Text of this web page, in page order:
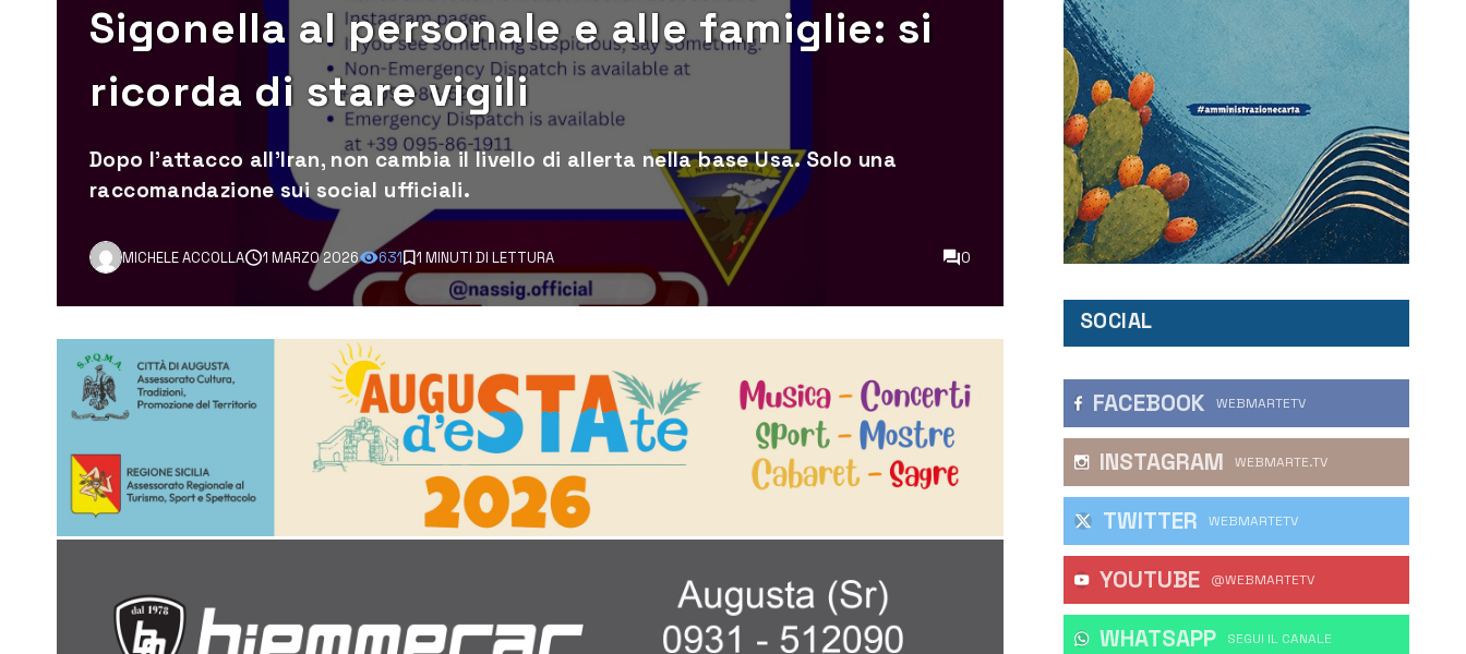
Sigonella al personale e alle famiglie: si
ricorda di stare vigili
Dopo l’attacco all’Iran, non cambia il livello di allerta nella base Usa. Solo una
raccomandazione sui social ufficiali.
MICHELE ACCOLLA 1 MARZO 2026 631 1 MINUTI DI LETTURA 0
SOCIAL
FACEBOOK WEBMARTETV
INSTAGRAM WEBMARTE.TV
TWITTER WEBMARTETV
YOUTUBE @WEBMARTETV
WHATSAPP ‎SEGUI IL CANALE